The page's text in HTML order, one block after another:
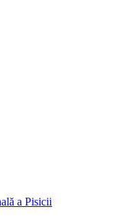
a Pisicii